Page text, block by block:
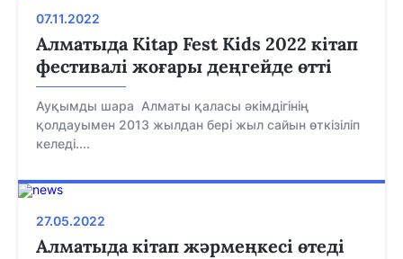
07.11.2022
Алматыда Kitap Fest Kids 2022 кітап
фестивалі жоғары деңгейде өтті
Ауқымды шара Алматы қаласы әкімдігінің
қолдауымен 2013 жылдан бері жыл сайын өткізіліп
келеді....
27.05.2022
Алматыда кітап жәрмеңкесі өтеді